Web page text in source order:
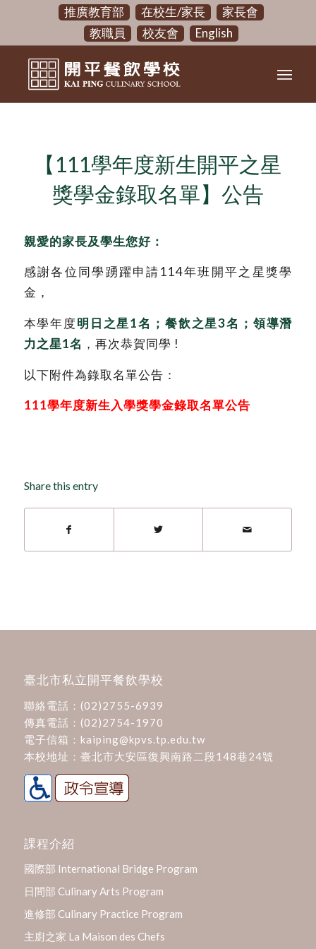
推廣教育部 在校生/家長
家長會
教職員
校友會 English
【111學年度新生開平之星
獎學金錄取名單】公告
親愛的家長及學生您好：
感謝各位同學踴躍申請114年班開平之星獎學
金，
本學年度明日之星1名；餐飲之星3名；領導潛
力之星1名 ，再次恭賀同學 !
以下附件為錄取名單公告：
111學年度新生入學獎學金錄取名單公告
Share this entry
臺北市私立開平餐飲學校
聯絡電話： (02)2755-6939
傳真電話：(02)2754-1970
電子信箱： kaiping@kpvs.tp.edu.tw
本校地址： 臺北市大安區復興南路二段148巷24號
課程介紹
國際部 International Bridge Program
日間部 Culinary Arts Program
進修部 Culinary Practice Program
主廚之家 La Maison des Chefs